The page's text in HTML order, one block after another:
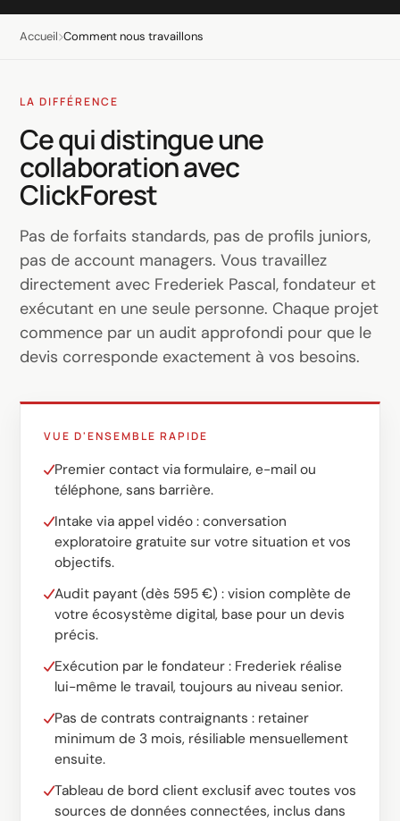
Gestion & support
Marketing automation
AI content marketing
Logiciel sur mesure
Formation
Création de site web
Ultra-rapide avec Astro
Audits
Site web
SEO
Ads
Accueil Comment nous travaillons
LA DIFFÉRENCE
Ce qui distingue une
collaboration avec
ClickForest
Pas de forfaits standards, pas de profils juniors,
pas de account managers. Vous travaillez
directement avec Frederiek Pascal, fondateur et
exécutant en une seule personne. Chaque projet
commence par un audit approfondi pour que le
devis corresponde exactement à vos besoins.
VUE D'ENSEMBLE RAPIDE
Premier contact via formulaire, e-mail ou
téléphone, sans barrière.
Intake via appel vidéo : conversation
exploratoire gratuite sur votre situation et vos
objectifs.
Audit payant (dès 595 €) : vision complète de
votre écosystème digital, base pour un devis
précis.
Exécution par le fondateur : Frederiek réalise
lui-même le travail, toujours au niveau senior.
Pas de contrats contraignants : retainer
minimum de 3 mois, résiliable mensuellement
ensuite.
Tableau de bord client exclusif avec toutes vos
sources de données connectées, inclus dans